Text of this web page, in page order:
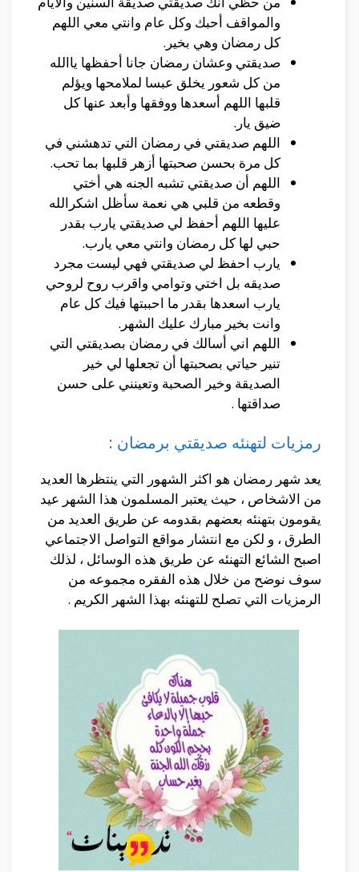
والمواقف أحبك وكل عام وانتي معي اللهم
كل رمضان وهي بخير.
صديقتي وعشان رمضان جانا أحفظها ياالله
من كل شعور يخلق عبسا لملامحها ويؤلم
قلبها اللهم أسعدها ووفقها وأبعد عنها كل
ضيق يار.
اللهم صديقتي في رمضان التي تدهشني في
كل مرة بحسن صحبتها أزهر قلبها بما تحب.
اللهم أن صديقتي تشبه الجنه هي أختي
وقطعه من قلبي هي نعمة سأظل اشكرالله
عليها اللهم أحفظ لي صديقتي يارب بقدر
حبي لها كل رمضان وانتي معي يارب.
يارب احفظ لي صديقتي فهي ليست مجرد
صديقه بل اختي وتوامي واقرب روح لروحي
يارب اسعدها بقدر ما احببتها فيك كل عام
وانت بخير مبارك عليك الشهر.
اللهم اني أسالك في رمضان بصديقتي التي
تنير حياتي بصحبتها أن تجعلها لي خير
الصديقة وخير الصحبة وتعينني على حسن
صداقتها .
رمزيات لتهنئه صديقتي برمضان :
يعد شهر رمضان هو اكثر الشهور التي ينتظرها العديد
من الاشخاص ، حيث يعتبر المسلمون هذا الشهر عيد
يقومون بتهنئه بعضهم بقدومه عن طريق العديد من
الطرق ، و لكن مع انتشار مواقع التواصل الاجتماعي
اصبح الشائع التهنئه عن طريق هذه الوسائل ، لذلك
سوف نوضح من خلال هذه الفقره مجموعه من
الرمزيات التي تصلح للتهنئه بهذا الشهر الكريم .